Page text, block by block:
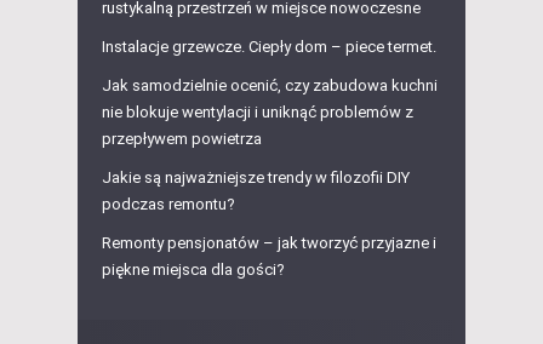
rustykalną przestrzeń w miejsce nowoczesne
Instalacje grzewcze. Ciepły dom – piece termet.
Jak samodzielnie ocenić, czy zabudowa kuchni
nie blokuje wentylacji i uniknąć problemów z
przepływem powietrza
Jakie są najważniejsze trendy w filozofii DIY
podczas remontu?
Remonty pensjonatów – jak tworzyć przyjazne i
piękne miejsca dla gości?